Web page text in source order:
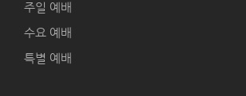
주일 예배
수요 예배
특별 예배